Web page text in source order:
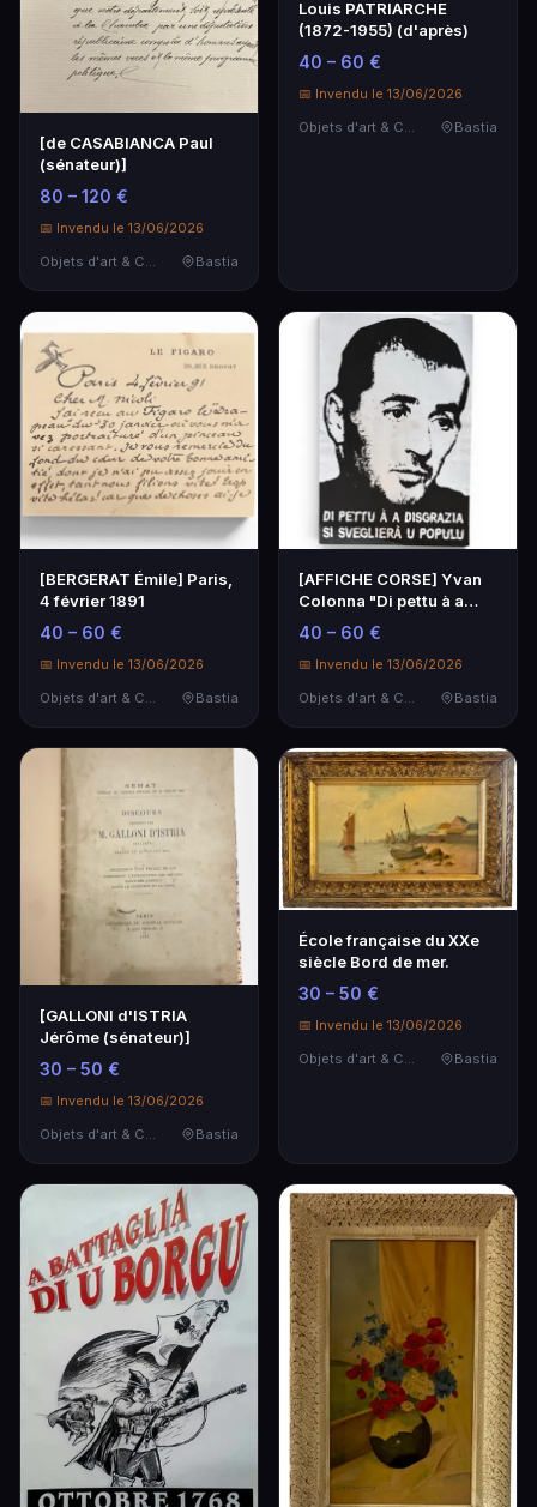
[de CASABIANCA Paul
(sénateur)]
80 – 120 €
📅 Invendu le 13/06/2026
Objets d'art & Curiosités
Bastia
Louis PATRIARCHE
(1872-1955) (d'après)
40 – 60 €
📅 Invendu le 13/06/2026
Objets d'art & Curiosités
Bastia
[BERGERAT Émile] Paris,
4 février 1891
40 – 60 €
📅 Invendu le 13/06/2026
Objets d'art & Curiosités
Bastia
[AFFICHE CORSE] Yvan
Colonna "Di pettu à a
disgrazia si sveg…
40 – 60 €
📅 Invendu le 13/06/2026
Objets d'art & Curiosités
Bastia
[GALLONI d'ISTRIA
Jérôme (sénateur)]
30 – 50 €
📅 Invendu le 13/06/2026
Objets d'art & Curiosités
Bastia
École française du XXe
siècle Bord de mer.
30 – 50 €
📅 Invendu le 13/06/2026
Bastia